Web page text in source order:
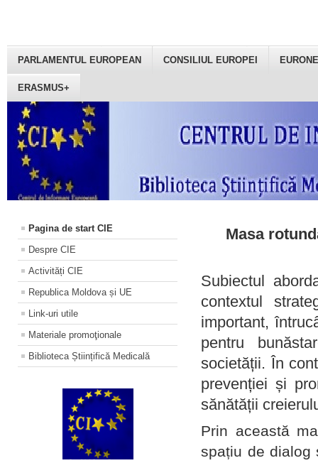
PARLAMENTUL EUROPEAN CONSILIUL EUROPEI
ERASMUS+
Pagina de start CIE
Despre CIE
Activități CIE
Republica Moldova și UE
Link-uri utile
Materiale promoţionale
Biblioteca Științifică Medicală
Masa
Subiectul
contextul
important,
pentru
societății. În
prevenției și
sănătății
Prin această
spațiu de dialog